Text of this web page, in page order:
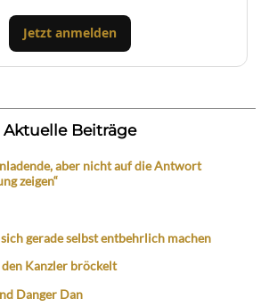
Jetzt anmelden
Aktuelle Beiträge
aber nicht auf die Antwort
zeigen“
gerade selbst entbehrlich machen
Kanzler bröckelt
Danger Dan